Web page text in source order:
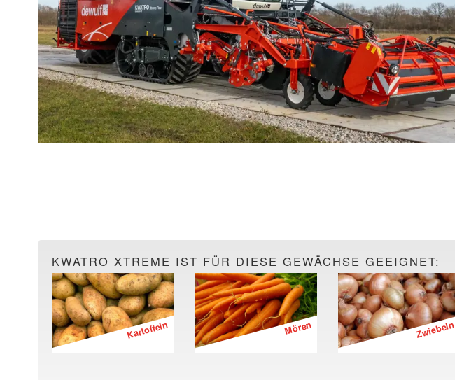
KWATRO XTREME IST FÜR DIESE GEWÄCHSE GEEIGNET:
Kartoffeln Mören Zwiebeln